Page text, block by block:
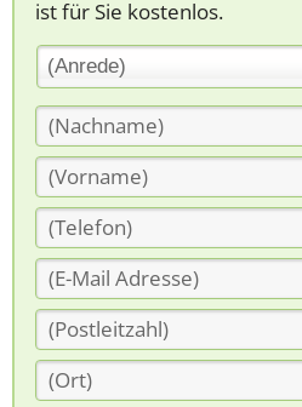
ist für Sie kostenlos.
(Anrede)